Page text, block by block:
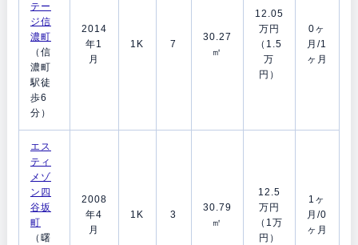
テー
ジ信
濃町
（信
濃町
駅徒
歩6
分）
2014
年1
月
1K 7
30.27
㎡
12.05
万円
（1.5
万
円）
0ヶ
月/1
ヶ月
エス
ティ
メゾ
ン四
谷坂
町
（曙
2008
年4
月
1K 3
30.79
㎡
12.5
万円
（1万
円）
1ヶ
月/0
ヶ月